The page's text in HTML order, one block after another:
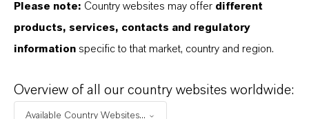
Please note: Country websites may offer different
products, services, contacts and regulatory
information specific to that market, country and region.
Overview of all our country websites worldwide:
Available Country Websites...